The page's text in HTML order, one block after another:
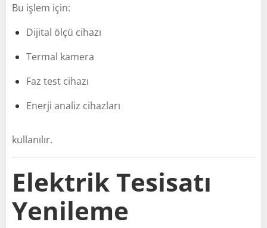
Bu işlem için:
Dijital ölçü cihazı
Termal kamera
Faz test cihazı
Enerji analiz cihazları
kullanılır.
Elektrik Tesisatı
Yenileme